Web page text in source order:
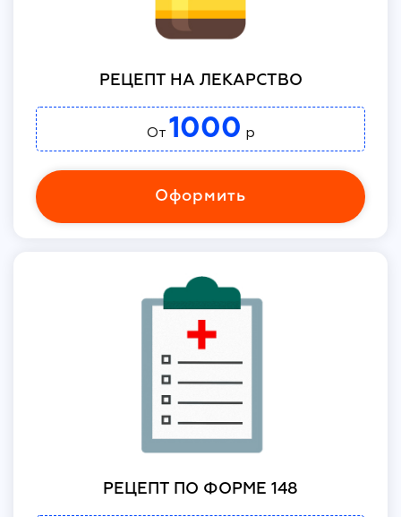
РЕЦЕПТ НА ЛЕКАРСТВО
От 1000 р
Оформить
РЕЦЕПТ ПО ФОРМЕ 148